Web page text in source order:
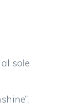
sole